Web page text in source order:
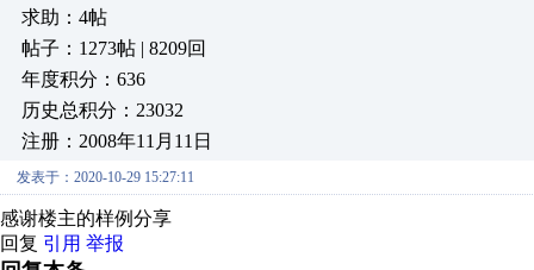
求助：4帖
帖子：1273帖 | 8209回
年度积分：636
历史总积分：23032
注册：2008年11月11日
发表于：2020-10-29 15:27:11
感谢楼主的样例分享
回复 引用 举报